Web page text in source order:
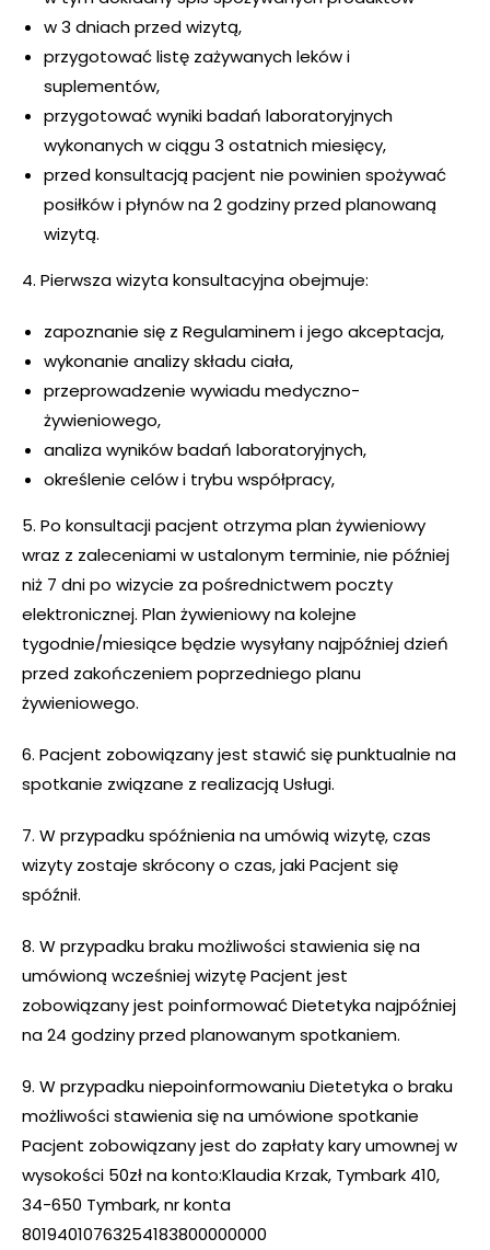
w 3 dniach przed wizytą,
przygotować listę zażywanych leków i
suplementów,
przygotować wyniki badań laboratoryjnych
wykonanych w ciągu 3 ostatnich miesięcy,
przed konsultacją pacjent nie powinien spożywać
posiłków i płynów na 2 godziny przed planowaną
wizytą.
4. Pierwsza wizyta konsultacyjna obejmuje:
zapoznanie się z Regulaminem i jego akceptacja,
wykonanie analizy składu ciała,
przeprowadzenie wywiadu medyczno-
żywieniowego,
analiza wyników badań laboratoryjnych,
określenie celów i trybu współpracy,
5. Po konsultacji pacjent otrzyma plan żywieniowy
wraz z zaleceniami w ustalonym terminie, nie później
niż 7 dni po wizycie za pośrednictwem poczty
elektronicznej. Plan żywieniowy na kolejne
tygodnie/miesiące będzie wysyłany najpóźniej dzień
przed zakończeniem poprzedniego planu
żywieniowego.
6. Pacjent zobowiązany jest stawić się punktualnie na
spotkanie związane z realizacją Usługi.
7. W przypadku spóźnienia na umówią wizytę, czas
wizyty zostaje skrócony o czas, jaki Pacjent się
spóźnił.
8. W przypadku braku możliwości stawienia się na
umówioną wcześniej wizytę Pacjent jest
zobowiązany jest poinformować Dietetyka najpóźniej
na 24 godziny przed planowanym spotkaniem.
9. W przypadku niepoinformowaniu Dietetyka o braku
możliwości stawienia się na umówione spotkanie
Pacjent zobowiązany jest do zapłaty kary umownej w
wysokości 50zł na konto:Klaudia Krzak, Tymbark 410,
34-650 Tymbark, nr konta
80194010763254183800000000